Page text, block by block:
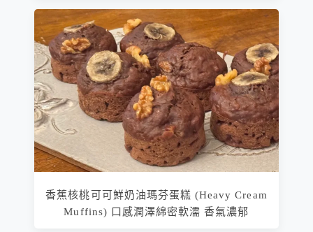
香蕉核桃可可鮮奶油瑪芬蛋糕 (Heavy Cream
Muffins) 口感潤澤綿密軟濡 香氣濃郁